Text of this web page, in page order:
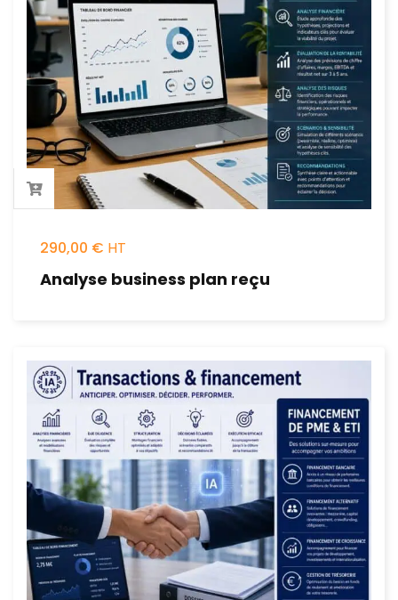
290,00 €
Analyse business plan reçu